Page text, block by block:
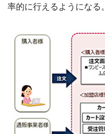
率的に行えるようになる。